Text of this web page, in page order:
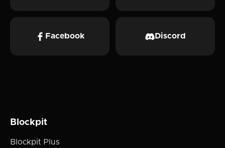
Facebook Discord
Blockpit
Blockpit Plus